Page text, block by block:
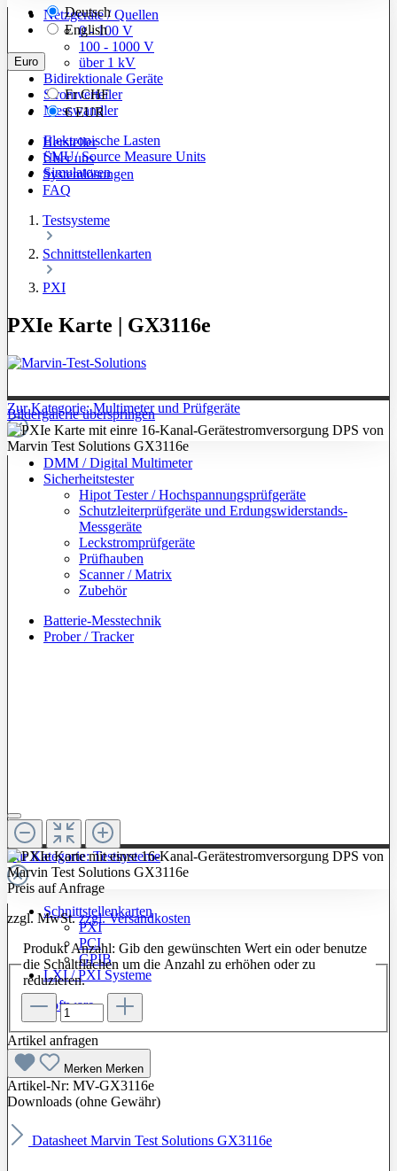
Netzgeräte / Quellen
0 - 100 V
100 - 1000 V
über 1 kV
Bidirektionale Geräte
Stromverteiler
Messwandler
Elektronische Lasten
SMU/ Source Measure Units
Simulatoren
Zur Kategorie: Multimeter und Prüfgeräte
DMM / Digital Multimeter
Sicherheitstester
Hipot Tester / Hochspannungsprüfgeräte
Schutzleiterprüfgeräte und Erdungswiderstands-
Messgeräte
Leckstromprüfgeräte
Prüfhauben
Scanner / Matrix
Zubehör
Batterie-Messtechnik
Prober / Tracker
Zur Kategorie: Testsysteme
Schnittstellenkarten
PXI
PCI
GPIB
LXI / PXI Systeme
Software
Deutsch
English
Euro
FrCHF
€EUR
Hersteller
Über uns
Systemlösungen
FAQ
Testsysteme
Schnittstellenkarten
PXI
PXIe Karte | GX3116e
Bildergalerie überspringen
Preis auf Anfrage
zzgl. MwSt.zzgl. Versandkosten
Produkt Anzahl: Gib den gewünschten Wert ein oder benutze
die Schaltflächen um die Anzahl zu erhöhen oder zu
reduzieren.
Artikel anfragen
Merken Merken
Artikel-Nr: MV-GX3116e
Downloads (ohne Gewähr)
Datasheet Marvin Test Solutions GX3116e